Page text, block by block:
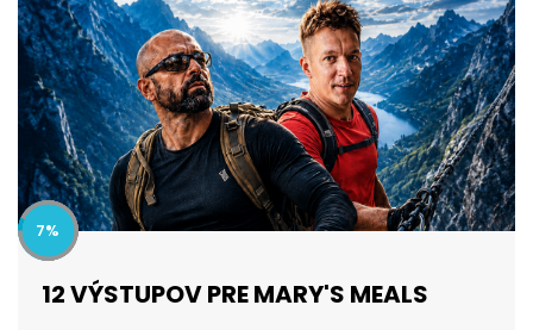
7
12 VÝSTUPOV PRE MARY'S MEALS